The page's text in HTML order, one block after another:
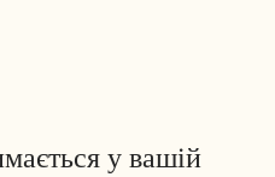
у вашій